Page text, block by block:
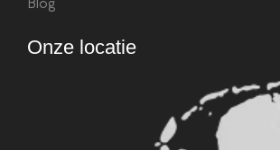
Onze locatie